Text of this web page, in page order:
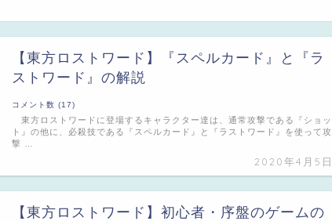
【東方ロストワード】『スペルカード』と『ラ
ストワード』の解説
2020年4月5日
コメント数 (17)
東方ロストワードに登場するキャラクター達は、通常攻撃である『ショッ
ト』の他に、必殺技である『スペルカード』と『ラストワード』を使って攻
撃 …
【東方ロストワード】初心者・序盤のゲームの